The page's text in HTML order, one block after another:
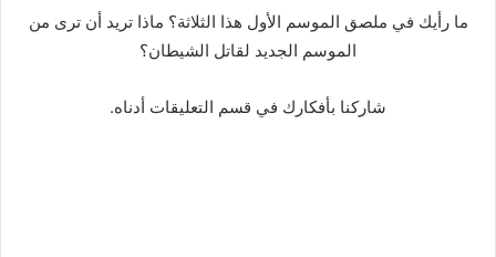
ما رأيك في ملصق الموسم الأول هذا الثلاثة؟ ماذا تريد أن ترى من
الموسم الجديد لقاتل الشيطان؟
شاركنا بأفكارك في قسم التعليقات أدناه.